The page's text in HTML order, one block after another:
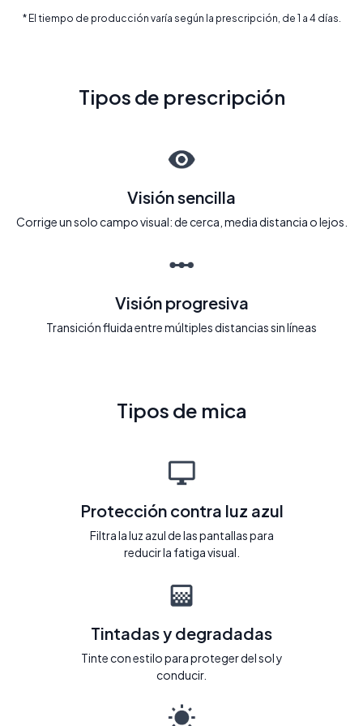
* El tiempo de producción varía según la prescripción, de 1 a 4 días.
Tipos de prescripción
Visión sencilla
Corrige un solo campo visual: de cerca, media distancia o lejos.
Visión progresiva
Transición fluida entre múltiples distancias sin líneas
Tipos de mica
Protección contra luz azul
Filtra la luz azul de las pantallas para
reducir la fatiga visual.
Tintadas y degradadas
Tinte con estilo para proteger del sol y
conducir.